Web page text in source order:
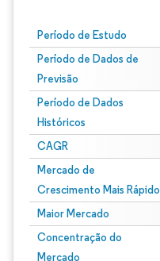
Período de Estudo
Período de Dados de
Previsão
Período de Dados
Históricos
CAGR
Mercado de
Crescimento Mais Rápido
Maior Mercado
Concentração do
Mercado